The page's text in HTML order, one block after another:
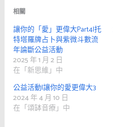
相關
讓你的「愛」更偉大Part4|托
特塔羅牌占卜與紫微斗數流
年論斷公益活動
2025 年 1 月 2 日
在「新思維」中
公益活動|讓你的愛更偉大3
2024 年 4 月 10 日
在「頌缽音療」中